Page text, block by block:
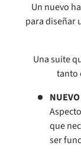
Un nuevo
para diseñar
Una suite
tanto
que
ser